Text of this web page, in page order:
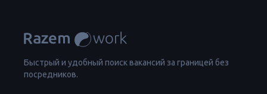
Быстрый и удобный поиск вакансий за границей без
посредников.